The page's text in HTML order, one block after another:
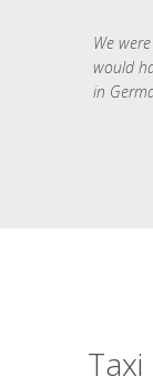
We
would
in
Taxi